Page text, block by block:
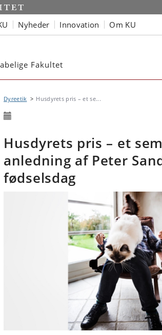
Nyheder Innovation Om KU
Fakultet
Dyreetik Husdyrets pris – et se...
Husdyrets pris – et
anledning af Peter
fødselsdag